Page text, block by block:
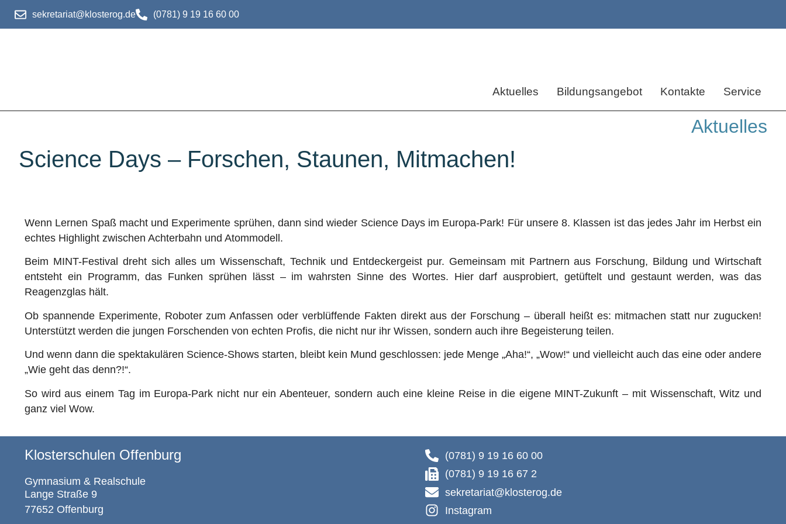
sekretariat@klosterog.de (0781) 9 19 16 60 00
Aktuelles Bildungsangebot Kontakte Service
Aktuelles
Science Days – Forschen, Staunen, Mitmachen!
Wenn Lernen Spaß macht und Experimente sprühen, dann sind wieder Science Days im Europa-Park! Für unsere 8. Klassen ist das jedes Jahr im Herbst ein
echtes Highlight zwischen Achterbahn und Atommodell.
Beim MINT-Festival dreht sich alles um Wissenschaft, Technik und Entdeckergeist pur. Gemeinsam mit Partnern aus Forschung, Bildung und Wirtschaft
entsteht ein Programm, das Funken sprühen lässt – im wahrsten Sinne des Wortes. Hier darf ausprobiert, getüftelt und gestaunt werden, was das
Reagenzglas hält.
Ob spannende Experimente, Roboter zum Anfassen oder verblüffende Fakten direkt aus der Forschung – überall heißt es: mitmachen statt nur zugucken!
Unterstützt werden die jungen Forschenden von echten Profis, die nicht nur ihr Wissen, sondern auch ihre Begeisterung teilen.
Und wenn dann die spektakulären Science-Shows starten, bleibt kein Mund geschlossen: jede Menge „Aha!“, „Wow!“ und vielleicht auch das eine oder andere
„Wie geht das denn?!“.
So wird aus einem Tag im Europa-Park nicht nur ein Abenteuer, sondern auch eine kleine Reise in die eigene MINT-Zukunft – mit Wissenschaft, Witz und
ganz viel Wow.
Klosterschulen Offenburg
Gymnasium & Realschule
Lange Straße 9
77652 Offenburg
(0781) 9 19 16 60 00
(0781) 9 19 16 67 2
sekretariat@klosterog.de
Instagram